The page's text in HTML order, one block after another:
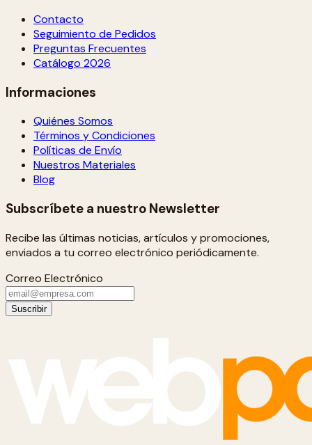
Contacto
Seguimiento de Pedidos
Preguntas Frecuentes
Catálogo 2026
Informaciones
Quiénes Somos
Términos y Condiciones
Políticas de Envío
Nuestros Materiales
Blog
Subscríbete a nuestro Newsletter
Recibe las últimas noticias, artículos y promociones,
enviados a tu correo electrónico periódicamente.
Correo Electrónico
Suscribir